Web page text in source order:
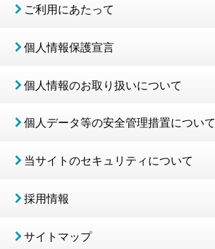
ご利用にあたって
個人情報保護宣言
個人情報のお取り扱いについて
個人データ等の安全管理措置について
当サイトのセキュリティについて
採用情報
サイトマップ